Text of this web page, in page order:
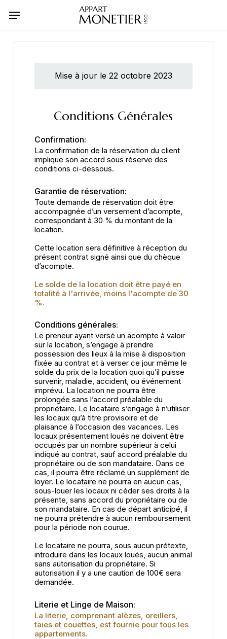
main
content
Menu
Mise à jour le 22 octobre 2023
Conditions Générales
Confirmation:
La confirmation de la réservation du client
implique son accord sous réserve des
conditions ci-dessous.
Garantie de réservation:
Toute demande de réservation doit être
accompagnée d’un versement d’acompte,
correspondant à 30 % du montant de la
location.
Cette location sera définitive à réception du
présent contrat signé ainsi que du chèque
d’acompte.
Le solde de la location doit être payé en
totalité à l'arrivée, moins l'acompte de 30
%.
Conditions générales:
Le preneur ayant versé un acompte à valoir
sur la location, s’engage à prendre
possession des lieux à la mise à disposition
fixée au contrat et à verser ce jour même le
solde du prix de la location quoi qu’il puisse
survenir, maladie, accident, ou événement
imprévu. La location ne pourra être
prolongée sans l’accord préalable du
propriétaire. Le locataire s’engage à n’utiliser
les locaux qu’à titre provisoire et de
plaisance à l’occasion des vacances. Les
locaux présentement loués ne doivent être
occupés par un nombre supérieur à celui
indiqué au contrat, sauf accord préalable du
propriétaire ou de son mandataire. Dans ce
cas, il pourra être réclamé un supplément de
loyer. Le locataire ne pourra en aucun cas,
sous-louer les locaux ni céder ses droits à la
présente, sans accord du propriétaire ou de
son mandataire. En cas de départ anticipé, il
ne pourra prétendre à aucun remboursement
pour la période non courue.
Le locataire ne pourra, sous aucun prétexte,
introduire dans les locaux loués, aucun animal
sans autorisation du propriétaire. Si
autorisation il y a une caution de 100€ sera
demandée.
Literie et Linge de Maison:
La literie, comprenant alèzes, oreillers,
taies et couettes, est fournie pour tous les
appartements.